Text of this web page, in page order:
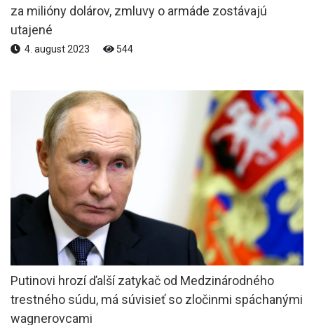
za milióny dolárov, zmluvy o armáde zostávajú
utajené
4. august 2023 544
Putinovi hrozí ďalší zatykač od Medzinárodného
trestného súdu, má súvisieť so zločinmi spáchanými
wagnerovcami